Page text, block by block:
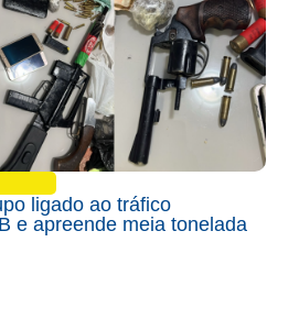
ligado ao tráfico
e apreende meia tonelada